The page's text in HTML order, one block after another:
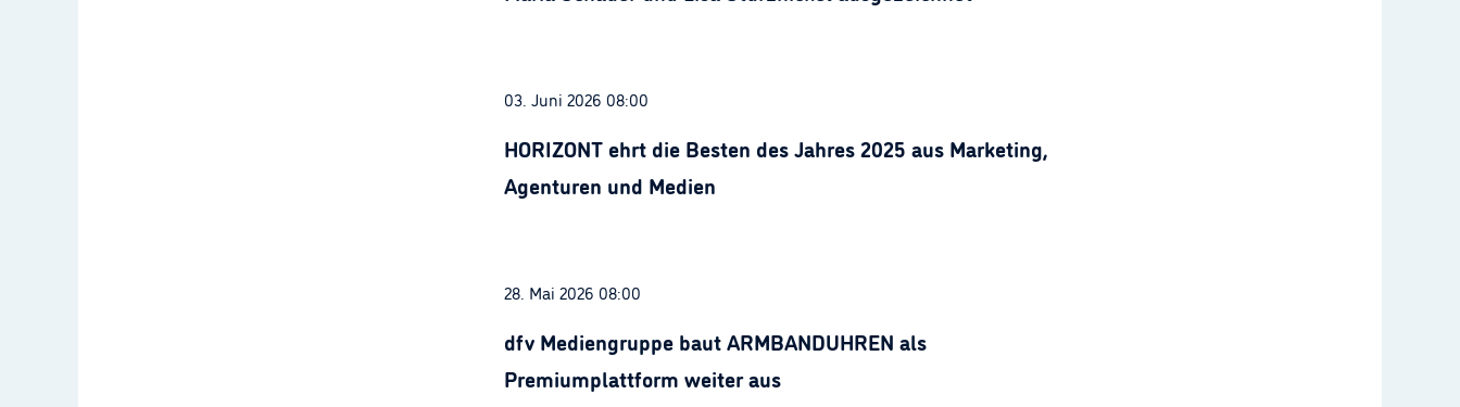
03. Juni 2026 08:00
HORIZONT ehrt die Besten des Jahres 2025 aus Marketing,
Agenturen und Medien
28. Mai 2026 08:00
dfv Mediengruppe baut ARMBANDUHREN als
Premiumplattform weiter aus